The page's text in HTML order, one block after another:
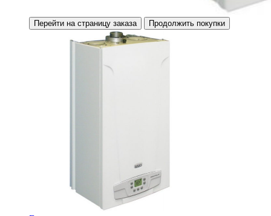
Перейти на страницу заказа Продолжить покупки